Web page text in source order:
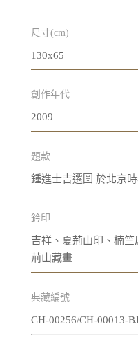
尺寸(cm)
130x65
創作年代
2009
題款
鍾進士吉遷圖 於北京
鈐印
吉祥、夏荊山印、楠竺
荊山藏畫
典藏編號
CH-00256/CH-00013-